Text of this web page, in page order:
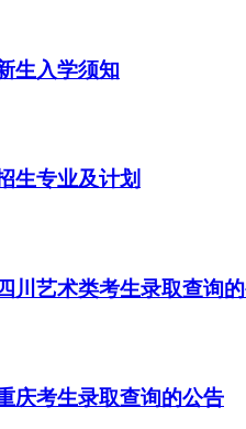
生入学须知
生专业及计划
川艺术类考生录取查询
庆考生录取查询的公告